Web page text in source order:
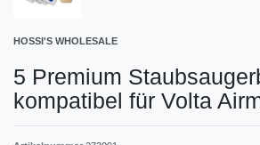
HOSSI'S WHOLESALE
5 Premium
kompatibel für Volta